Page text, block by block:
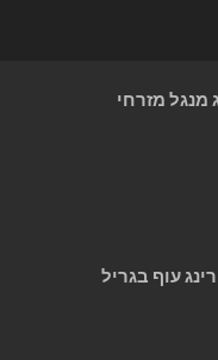
מנגל מזרחי
עוף בגריל